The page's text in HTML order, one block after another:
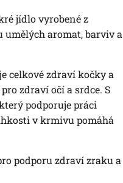
jídlo vyrobené z
aromat, barviv a
celkové zdraví kočky a
zdraví očí a srdce. S
podporuje práci
v krmivu pomáhá
podporu zdraví zraku a